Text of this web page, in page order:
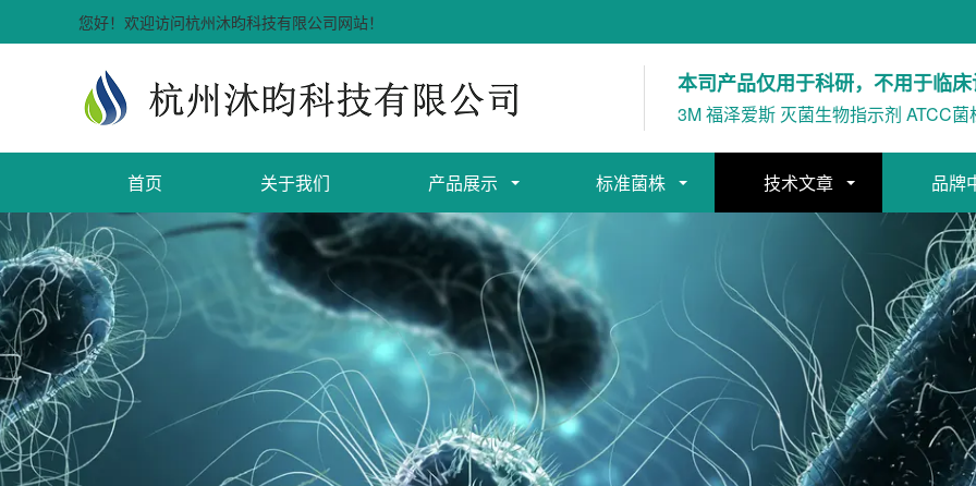
您好！欢迎访问杭州沐昀科技有限公司网站！
本司产品仅用于科研，不用于临
3M 福泽爱斯 灭菌生物指示剂 ATCC菌
首页 关于我们 产品展示 标准菌株 技术文章 品牌